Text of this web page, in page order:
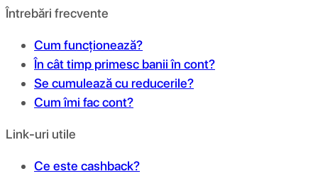
Întrebări frecvente
Cum funcționează?
În cât timp primesc banii în cont?
Se cumulează cu reducerile?
Cum îmi fac cont?
Link-uri utile
Ce este cashback?